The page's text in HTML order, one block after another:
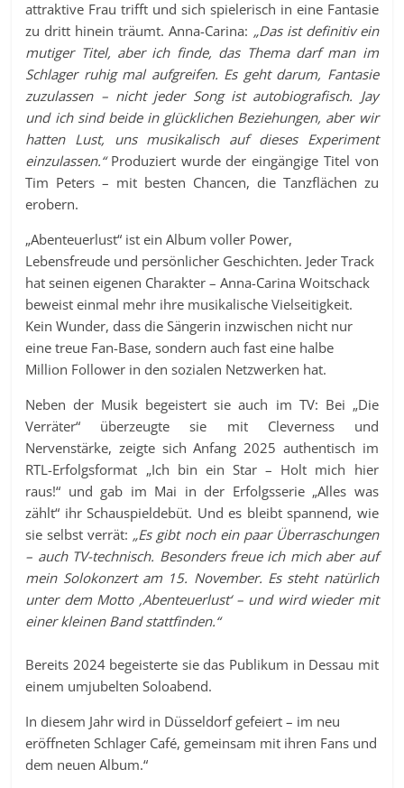
attraktive Frau trifft und sich spielerisch in eine Fantasie
zu dritt hinein träumt. Anna-Carina: „Das ist definitiv ein
mutiger Titel, aber ich finde, das Thema darf man im
Schlager ruhig mal aufgreifen. Es geht darum, Fantasie
zuzulassen – nicht jeder Song ist autobiografisch. Jay
und ich sind beide in glücklichen Beziehungen, aber wir
hatten Lust, uns musikalisch auf dieses Experiment
einzulassen.“Produziert wurde der eingängige Titel von
Tim Peters – mit besten Chancen, die Tanzflächen zu
erobern.
„Abenteuerlust“ ist ein Album voller Power,
Lebensfreude und persönlicher Geschichten. Jeder Track
hat seinen eigenen Charakter – Anna-Carina Woitschack
beweist einmal mehr ihre musikalische Vielseitigkeit.
Kein Wunder, dass die Sängerin inzwischen nicht nur
eine treue Fan-Base, sondern auch fast eine halbe
Million Follower in den sozialen Netzwerken hat.
Neben der Musik begeistert sie auch im TV: Bei „Die
Verräter“ überzeugte sie mit Cleverness und
Nervenstärke, zeigte sich Anfang 2025 authentisch im
RTL-Erfolgsformat „Ich bin ein Star – Holt mich hier
raus!“ und gab im Mai in der Erfolgsserie „Alles was
zählt“ ihr Schauspieldebüt. Und es bleibt spannend, wie
sie selbst verrät: „Es gibt noch ein paar Überraschungen
– auch TV-technisch. Besonders freue ich mich aber auf
mein Solokonzert am 15. November. Es steht natürlich
unter dem Motto ‚Abenteuerlust‘ – und wird wieder mit
einer kleinen Band stattfinden.“
Bereits 2024 begeisterte sie das Publikum in Dessau mit
einem umjubelten Soloabend.
In diesem Jahr wird in Düsseldorf gefeiert – im neu
eröffneten Schlager Café, gemeinsam mit ihren Fans und
dem neuen Album.“